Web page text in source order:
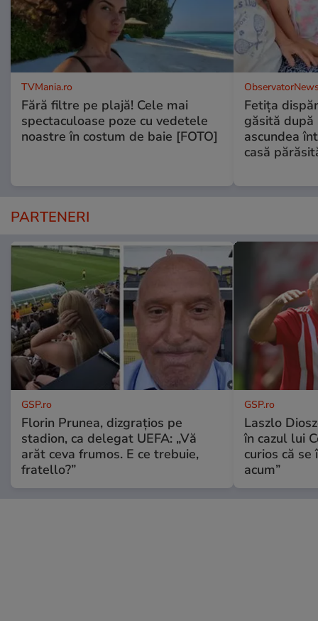
TVMania.ro
Fără filtre pe plajă! Cele mai
spectaculoase poze cu vedetele
noastre în costum de baie [FOTO]
Fetiţa
găsită după
ascundea
casă
PARTENERI
GSP.ro
Florin Prunea, dizgrațios pe
stadion, ca delegat UEFA: „Vă
arăt ceva frumos. E ce trebuie,
fratello?”
GSP.ro
Laszlo
în cazul lui
curios că
acum”